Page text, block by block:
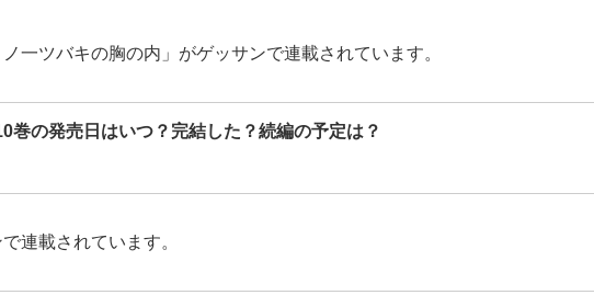
一ツバキの胸の内」がゲッサンで連載されています。
巻の発売日はいつ？完結した？続編の予定は？
連載されています。